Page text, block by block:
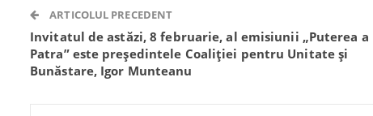
ARTICOLUL PRECEDENT
Invitatul de astăzi, 8 februarie, al emisiunii „Puterea a
Patra” este președintele Coaliției pentru Unitate și
Bunăstare, Igor Munteanu